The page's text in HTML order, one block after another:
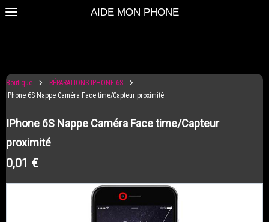
AIDE MON PHONE
Boutique
RÉPARATIONS IPHONE 6S
IPhone 6S Nappe Caméra Face time/Capteur proximité
IPhone 6S Nappe Caméra Face time/Capteur
proximité
0,01 €